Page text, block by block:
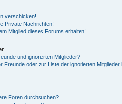
verschicken!
Private Nachrichten!
Mitglied dieses Forums erhalten!
und ignorierten Mitglieder?
Freunde oder zur Liste der ignorierten Mitglieder
Foren durchsuchen?